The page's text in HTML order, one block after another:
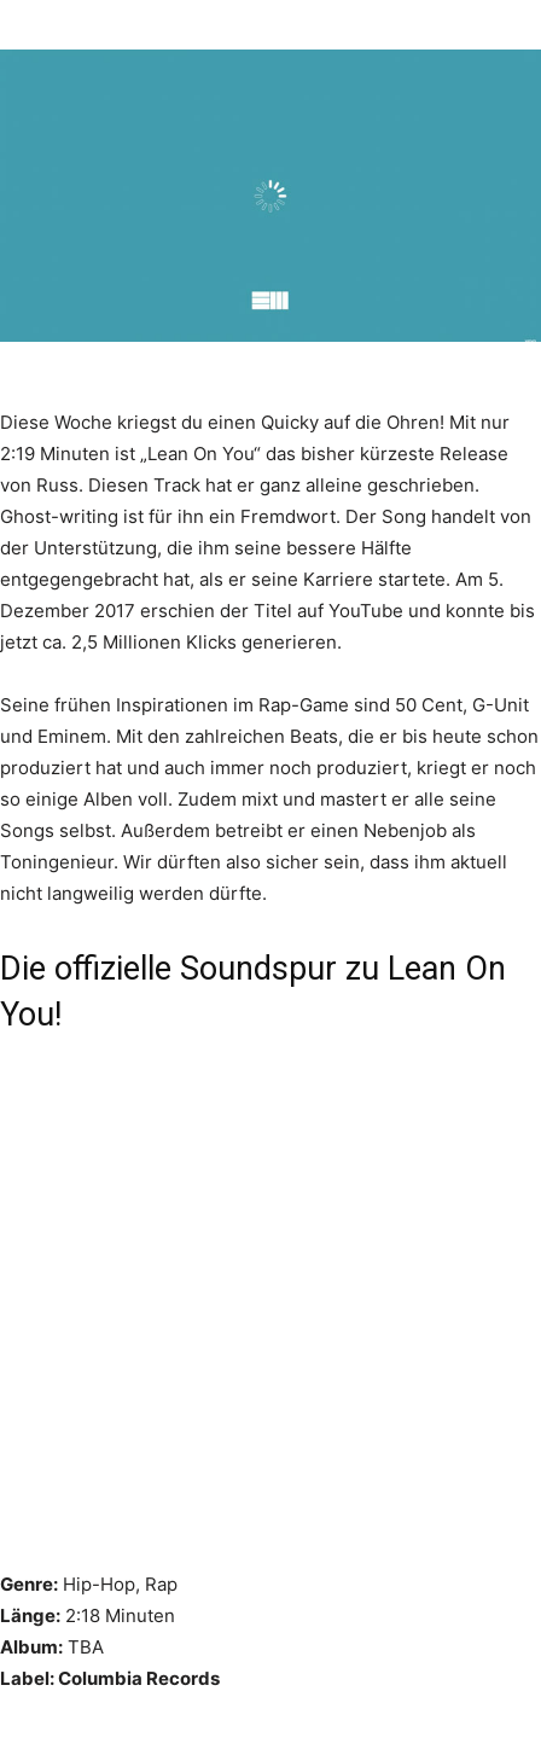
Diese Woche kriegst du einen Quicky auf die Ohren! Mit nur
2:19 Minuten ist „Lean On You“ das bisher kürzeste Release
von Russ. Diesen Track hat er ganz alleine geschrieben.
Ghost-writing ist für ihn ein Fremdwort. Der Song handelt von
der Unterstützung, die ihm seine bessere Hälfte
entgegengebracht hat, als er seine Karriere startete. Am 5.
Dezember 2017 erschien der Titel auf YouTube und konnte bis
jetzt ca. 2,5 Millionen Klicks generieren.
Seine frühen Inspirationen im Rap-Game sind 50 Cent, G-Unit
und Eminem. Mit den zahlreichen Beats, die er bis heute schon
produziert hat und auch immer noch produziert, kriegt er noch
so einige Alben voll. Zudem mixt und mastert er alle seine
Songs selbst. Außerdem betreibt er einen Nebenjob als
Toningenieur. Wir dürften also sicher sein, dass ihm aktuell
nicht langweilig werden dürfte.
Die offizielle Soundspur zu Lean On
You!
Genre: Hip-Hop, Rap
Länge: 2:18 Minuten
Album: TBA
Label: Columbia Records